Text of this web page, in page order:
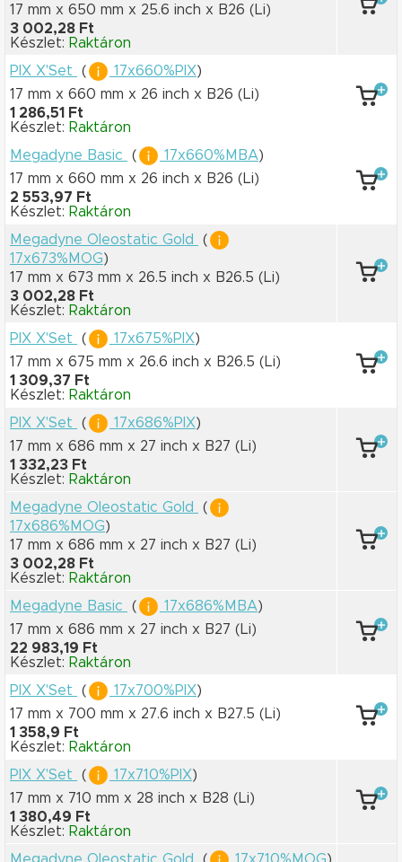
17 mm x 650 mm x 25.6 inch x B26 (Li)
3 002,28 Ft
Készlet: Raktáron
PIX X'Set
( 17x660%PIX)
17 mm x 660 mm x 26 inch x B26 (Li)
1 286,51 Ft
Készlet: Raktáron
Megadyne Basic
( 17x660%MBA)
17 mm x 660 mm x 26 inch x B26 (Li)
2 553,97 Ft
Készlet: Raktáron
Megadyne Oleostatic Gold
(
17x673%MOG)
17 mm x 673 mm x 26.5 inch x B26.5 (Li)
3 002,28 Ft
Készlet: Raktáron
PIX X'Set
( 17x675%PIX)
17 mm x 675 mm x 26.6 inch x B26.5 (Li)
1 309,37 Ft
Készlet: Raktáron
PIX X'Set
( 17x686%PIX)
17 mm x 686 mm x 27 inch x B27 (Li)
1 332,23 Ft
Készlet: Raktáron
Megadyne Oleostatic Gold
(
17x686%MOG)
17 mm x 686 mm x 27 inch x B27 (Li)
3 002,28 Ft
Készlet: Raktáron
Megadyne Basic
( 17x686%MBA)
17 mm x 686 mm x 27 inch x B27 (Li)
22 983,19 Ft
Készlet: Raktáron
PIX X'Set
( 17x700%PIX)
17 mm x 700 mm x 27.6 inch x B27.5 (Li)
1 358,9 Ft
Készlet: Raktáron
PIX X'Set
( 17x710%PIX)
17 mm x 710 mm x 28 inch x B28 (Li)
1 380,49 Ft
Készlet: Raktáron
Megadyne Oleostatic Gold
( 17x710%MOG)